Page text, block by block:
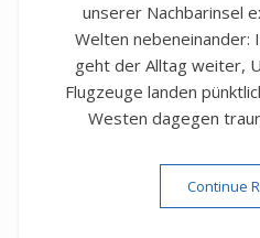
unserer Nachbarinsel
Welten nebeneinander:
geht der Alltag weiter,
Flugzeuge landen
Westen dagegen
Continue